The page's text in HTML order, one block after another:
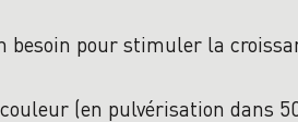
besoin pour stimuler la
(en pulvérisation dans